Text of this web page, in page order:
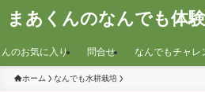
まあくんのなんでも体験
のお気に入り 問合せ なんでもチャレ
ホーム なんでも水耕栽培